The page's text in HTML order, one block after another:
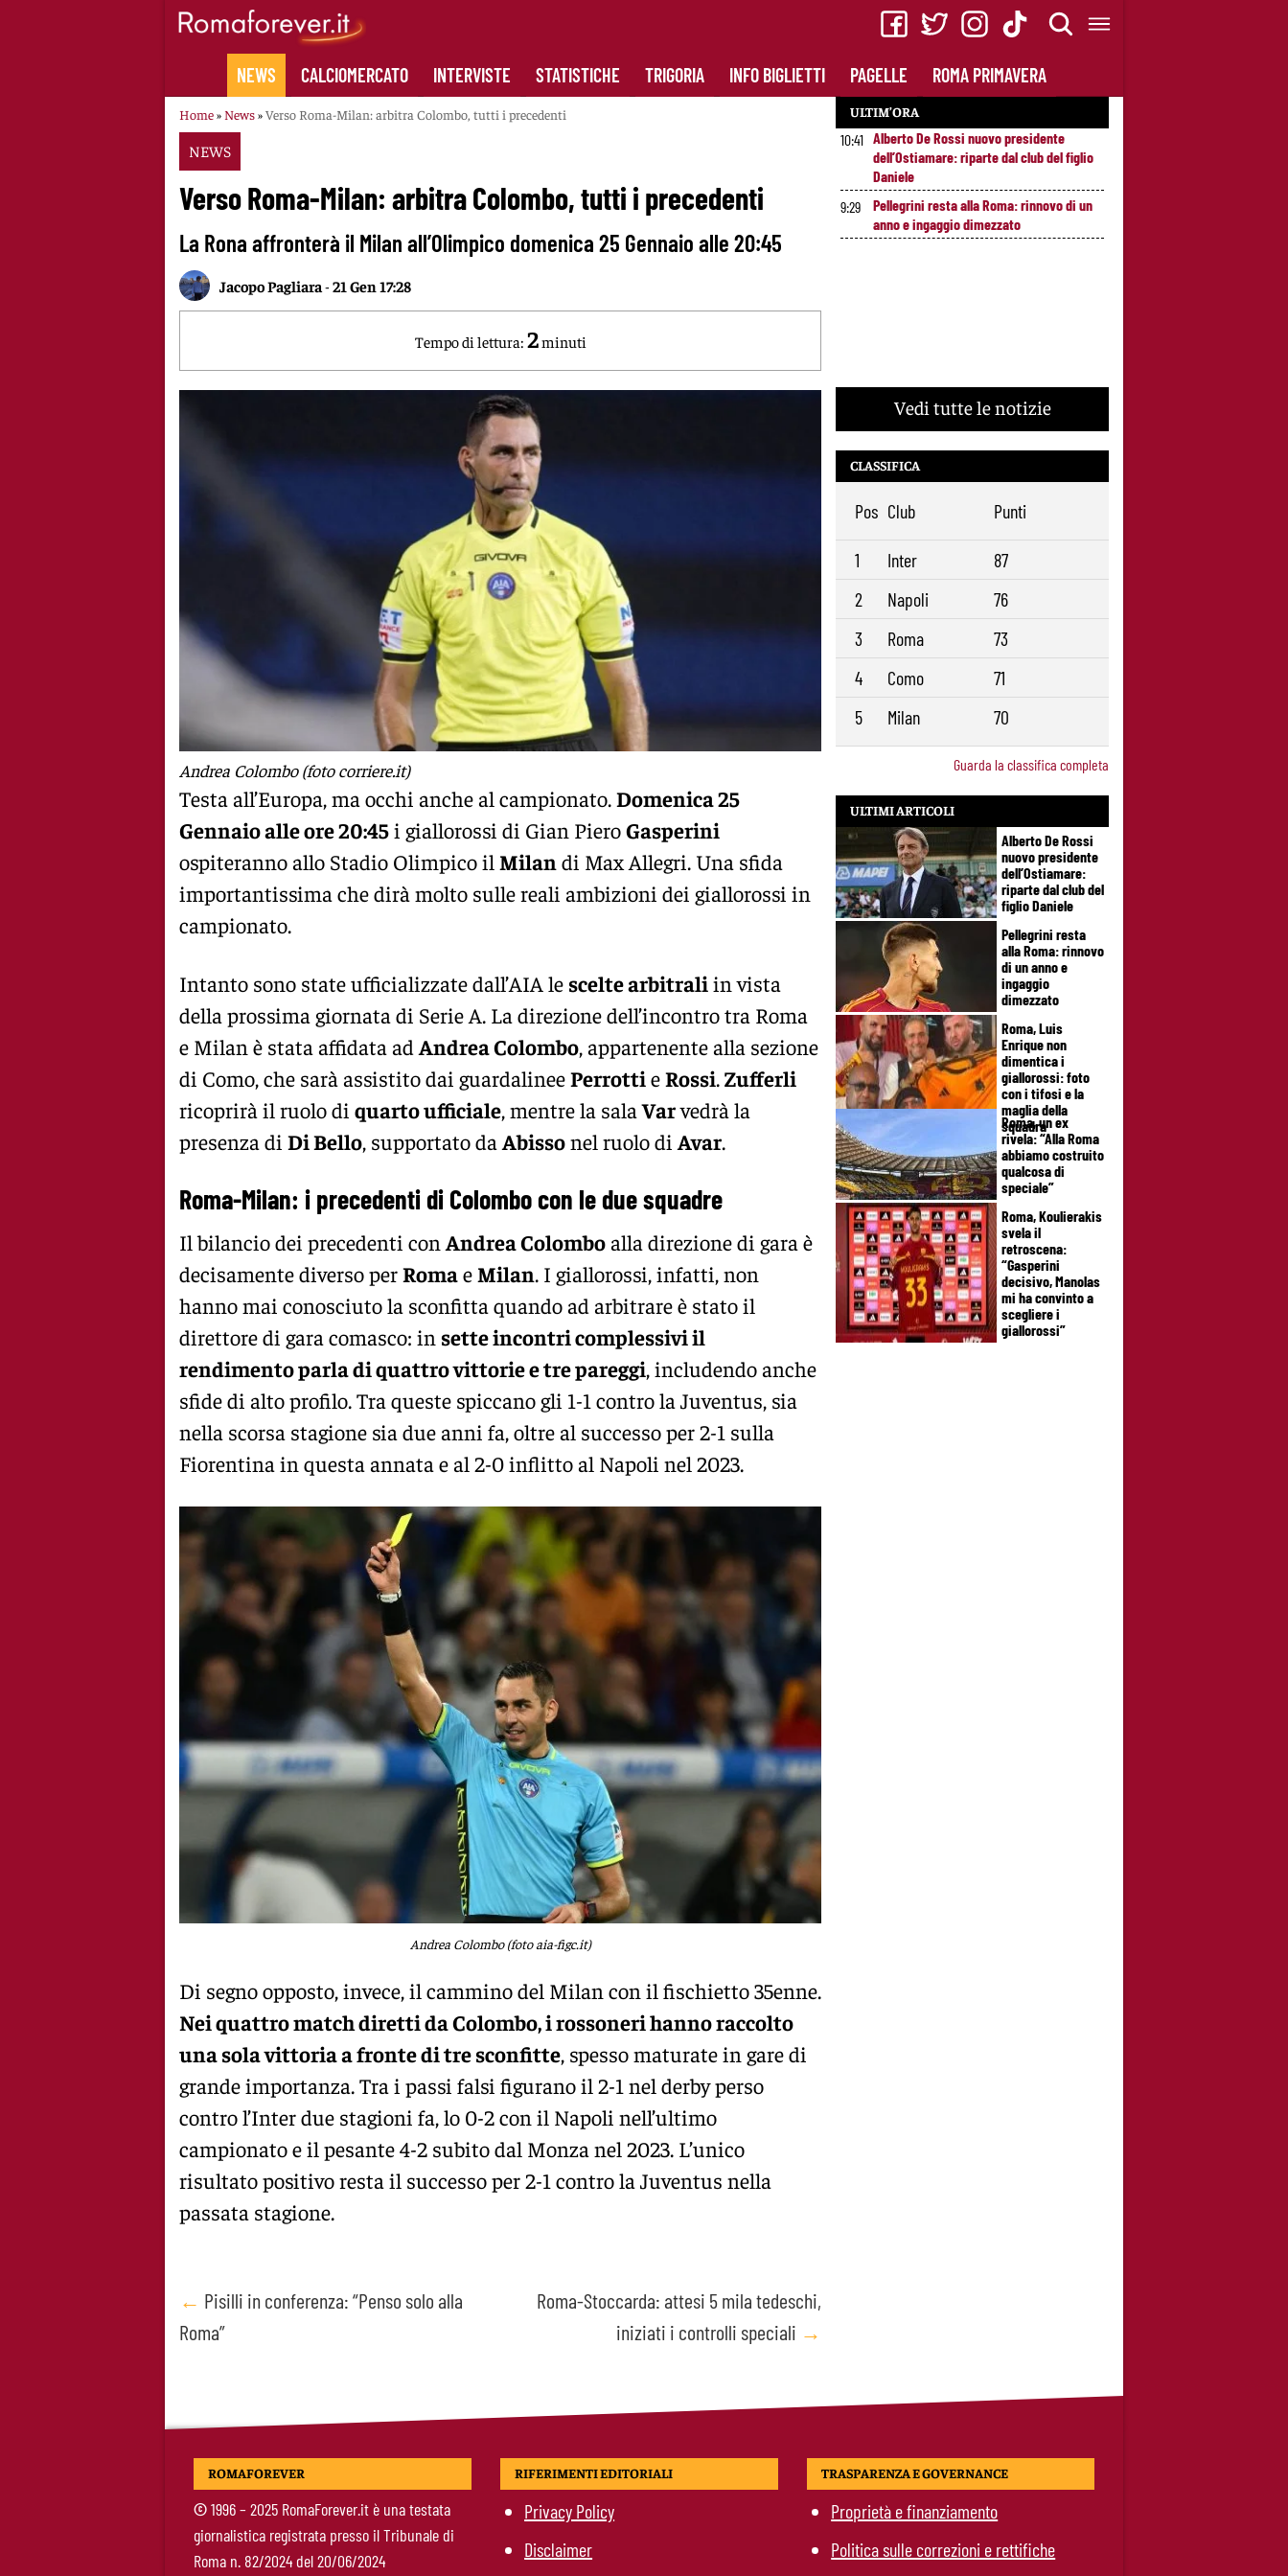
NEWS CALCIOMERCATO INTERVISTE STATISTICHE TRIGORIA INFO BIGLIETTI PAGELLE ROMA PRIMAVERA
Home» News»Verso Roma-Milan: arbitra Colombo, tutti i precedenti
NEWS
Verso Roma-Milan: arbitra Colombo, tutti i precedenti
La Rona affronterà il Milan all’Olimpico domenica 25 Gennaio alle 20:45
Jacopo Pagliara -21 Gen 17:28
Tempo di lettura: 2minuti
Andrea Colombo (foto corriere.it)
Testa all’Europa, ma occhi anche al campionato.Domenica 25
Gennaio alle ore 20:45i giallorossi di Gian PieroGasperini
ospiteranno allo Stadio Olimpico il Milandi Max Allegri. Una sfida
importantissima che dirà molto sulle reali ambizioni dei giallorossi in
campionato.
Intanto sono state ufficializzate dall’AIA le scelte arbitraliin vista
della prossima giornata di Serie A. La direzione dell’incontro tra Roma
e Milan è stata affidata ad Andrea Colombo, appartenente alla sezione
di Como, che sarà assistito dai guardalineePerrottieRossi.Zufferli
ricoprirà il ruolo di quarto ufficiale, mentre la salaVarvedrà la
presenza di Di Bello, supportato da Abissonel ruolo di Avar.
Roma-Milan: i precedenti di Colombo con le due squadre
Il bilancio dei precedenti con Andrea Colomboalla direzione di gara è
decisamente diverso perRomae Milan. I giallorossi, infatti, non
hanno mai conosciuto la sconfitta quando ad arbitrare è stato il
direttore di gara comasco: in sette incontri complessivi il
rendimento parla di quattro vittorie e tre pareggi, includendo anche
sfide di alto profilo. Tra queste spiccano gli 1-1 contro la Juventus, sia
nella scorsa stagione sia due anni fa, oltre al successo per 2-1 sulla
Fiorentina in questa annata e al 2-0 inflitto al Napoli nel 2023.
Andrea Colombo (foto aia-figc.it)
Di segno opposto, invece, il cammino del Milan con il fischietto 35enne.
Nei quattro match diretti da Colombo, i rossoneri hanno raccolto
una sola vittoria a fronte di tre sconfitte, spesso maturate in gare di
grande importanza. Tra i passi falsi figurano il 2-1 nel derby perso
contro l’Inter due stagioni fa, lo 0-2 con il Napoli nell’ultimo
campionato e il pesante 4-2 subito dal Monza nel 2023. L’unico
risultato positivo resta il successo per 2-1 contro la Juventus nella
passata stagione.
Post
navigation
← Pisilli in conferenza: “Penso solo alla
Roma”
Roma-Stoccarda: attesi 5 mila tedeschi,
iniziati i controlli speciali →
ULTIM’ORA
10:41 Alberto De Rossi nuovo presidente
dell’Ostiamare: riparte dal club del figlio
Daniele
9:29
Pellegrini resta alla Roma: rinnovo di un
anno e ingaggio dimezzato
Vedi tutte le notizie
CLASSIFICA
Pos Club Punti
1 Inter
87
2
Napoli
76
3
Roma
73
4
Como
71
5
Milan 70
Guarda la classifica completa
ULTIMI ARTICOLI
Alberto De Rossi
nuovo presidente
dell’Ostiamare:
riparte dal club del
figlio Daniele
Pellegrini resta
alla Roma: rinnovo
di un anno e
ingaggio
dimezzato
Roma, Luis
Enrique non
dimentica i
giallorossi: foto
con i tifosi e la
maglia della
squadra
Roma, un ex
rivela: “Alla Roma
abbiamo costruito
qualcosa di
speciale”
Roma, Koulierakis
svela il
retroscena:
“Gasperini
decisivo, Manolas
mi ha convinto a
scegliere i
giallorossi”
ROMAFOREVER
©1996 – 2025 RomaForever.it è una testata
giornalistica registrata presso il Tribunale di
Roma n. 82/2024 del 20/06/2024
RIFERIMENTI EDITORIALI
Privacy Policy
Disclaimer
TRASPARENZA E GOVERNANCE
Proprietà e finanziamento
Politica sulle correzioni e rettifiche